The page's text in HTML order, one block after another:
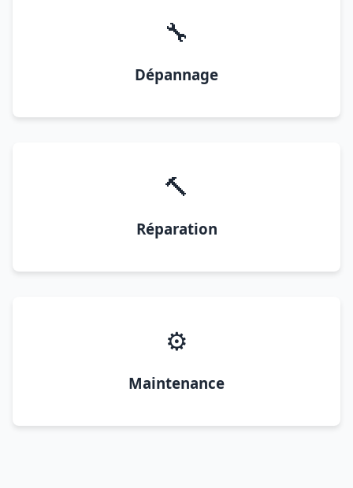
🔧
Dépannage
🔨
Réparation
⚙️
Maintenance